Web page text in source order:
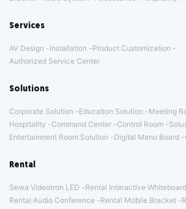
Services
AV Design Installation
Product Customization
Authorized Service Center
Solutions
Corporate Solution Education Solution
Meeting
Hospitality
Command Center Control Room
Entertainment Room Solution
Digital Menu Board
Rental
Sewa Videotron LED Rental Interactive Whiteboard
Rental Audio Conference
Rental Mobile Bracket